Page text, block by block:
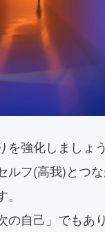
を強化しましょう
ルフ(高我)とつ
。
の自己」でもあり